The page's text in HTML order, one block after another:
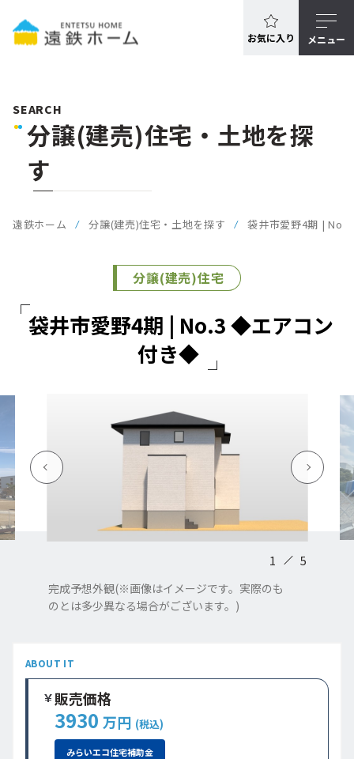
お気に入り メニュー
SEARCH
分譲(建売)住宅・土地を探
す
遠鉄ホーム 分譲(建売)住宅・土地を探す 袋井市愛野4期 |
分譲(建売)住宅
袋井市愛野4期 | No.3 ◆エアコン
付き◆
完成予想外観(※画像はイメージです。実際のも
のとは多少異なる場合がございます。)
1 5
ABOUT IT
販売価格
3930 万円 (税込)
みらいエコ住宅補助金